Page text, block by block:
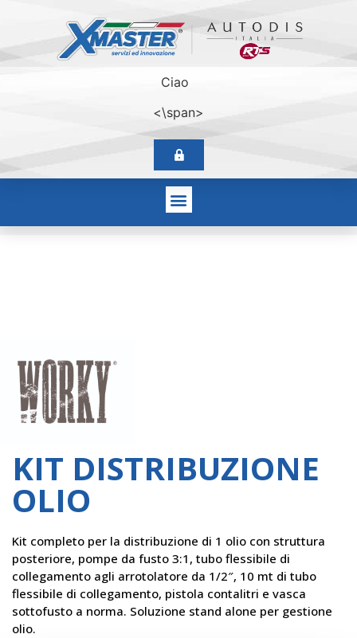
Ciao
<\span>
KIT DISTRIBUZIONE
OLIO
Kit completo per la distribuzione di 1 olio con struttura
posteriore, pompe da fusto 3:1, tubo flessibile di
collegamento agli arrotolatore da 1/2″, 10 mt di tubo
flessibile di collegamento, pistola contalitri e vasca
sottofusto a norma. Soluzione stand alone per gestione
olio.